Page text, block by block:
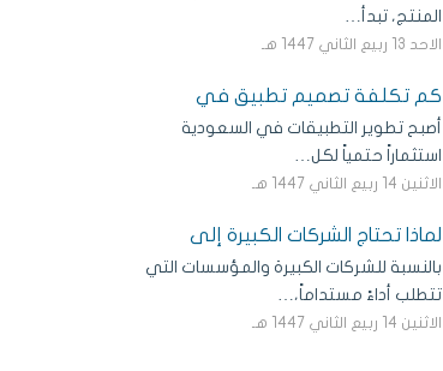
المنتج، تبدأ…
الاحد 13 ربيع الثاني 1447 هـ
كم تكلفة تصميم تطبيق في
أصبح تطوير التطبيقات في السعودية
استثماراً حتمياً لكل…
الاثنين 14 ربيع الثاني 1447 هـ
لماذا تحتاج الشركات الكبيرة إلى
بالنسبة للشركات الكبيرة والمؤسسات التي
تتطلب أداءً مستداماً،…
الاثنين 14 ربيع الثاني 1447 هـ